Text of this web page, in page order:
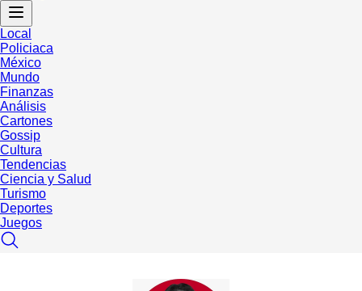
Local
Policiaca
México
Mundo
Finanzas
Análisis
Cartones
Gossip
Cultura
Tendencias
Ciencia y Salud
Turismo
Deportes
Juegos